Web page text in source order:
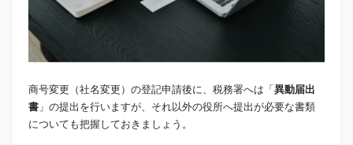
商号変更（社名変更）の登記申請後に、税務署へは「異動届出
書 」の提出を行いますが、それ以外の役所へ提出が必要な書類
についても把握しておきましょう。